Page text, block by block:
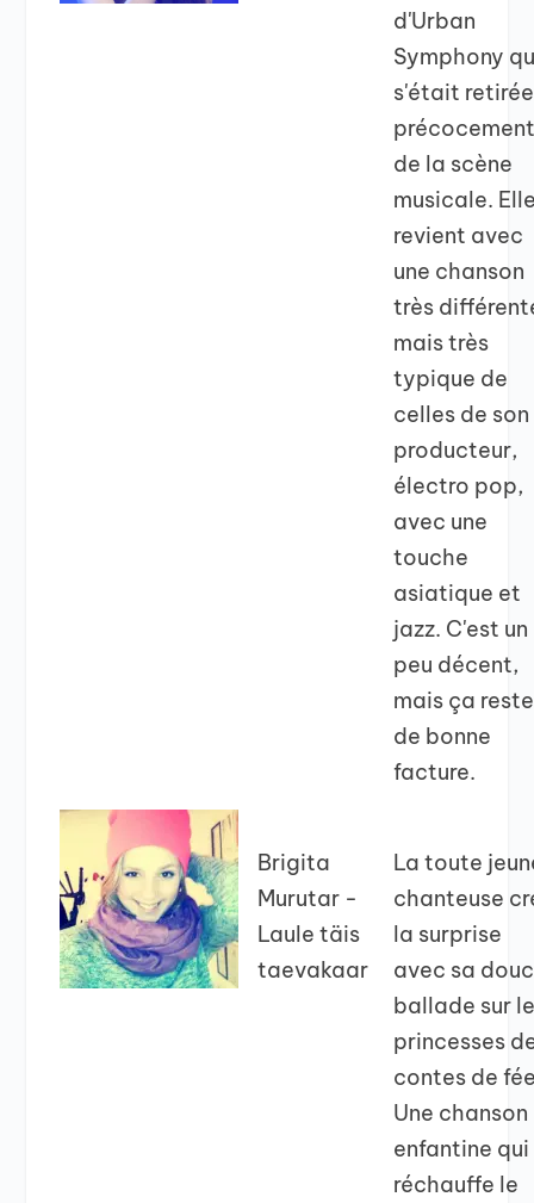
d'Urban
Symphony
s'était retirée
de la scène
musicale.
revient avec
une chanson
très
mais très
typique de
celles de son
producteur,
électro pop,
avec une
touche
asiatique et
jazz. C'est un
peu décent,
mais ça reste
de bonne
facture.
Brigita
Murutar -
Laule täis
taevakaar
La toute
chanteuse
la surprise
avec sa
ballade sur
princesses
contes de
Une chanson
enfantine qui
réchauffe le